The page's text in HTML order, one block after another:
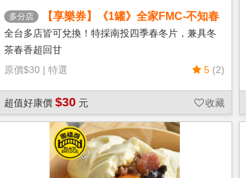
多分店
【享樂券】《1罐》全家FMC-不知春
茶
全台多店皆可兌換！特採南投四季春冬片，兼具冬
茶春香超回甘
原價$30 | 特選 5 (2)
超值好康價 $30 元 收藏